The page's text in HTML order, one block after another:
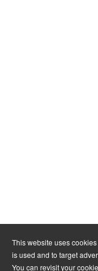
This website uses
is used and to target
You can revisit your